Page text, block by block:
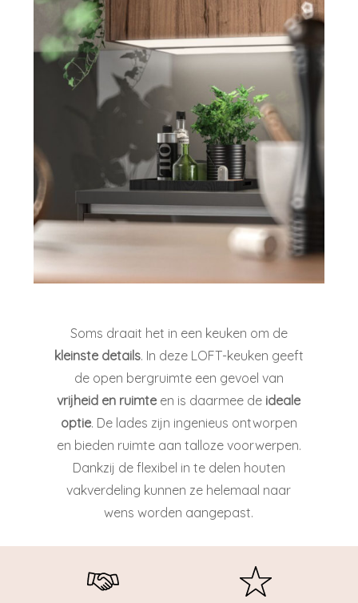
Soms draait het in een keuken om de
kleinste details. In deze LOFT-keuken geeft
de open bergruimte een gevoel van
vrijheid en ruimte en is daarmee de ideale
optie. De lades zijn ingenieus ontworpen
en bieden ruimte aan talloze voorwerpen.
Dankzij de flexibel in te delen houten
vakverdeling kunnen ze helemaal naar
wens worden aangepast.